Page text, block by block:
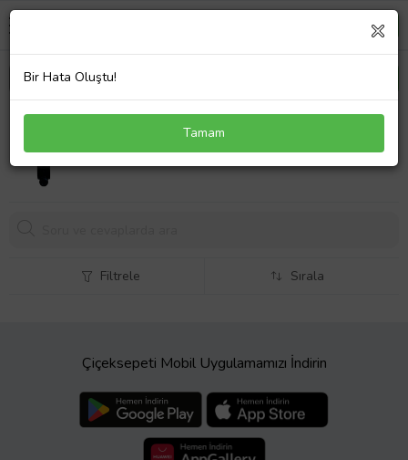
Yamaha Xmax 250 Ayna Bağlantı Kütüğü Orjinal
2018-2022 (B74-F5867-00)
Filtrele Sırala
Çiçeksepeti Mobil Uygulamamızı İndirin
Bir Hata Oluştu!
Tamam